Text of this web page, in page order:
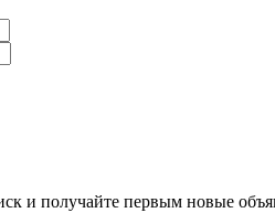
и получайте первым новые